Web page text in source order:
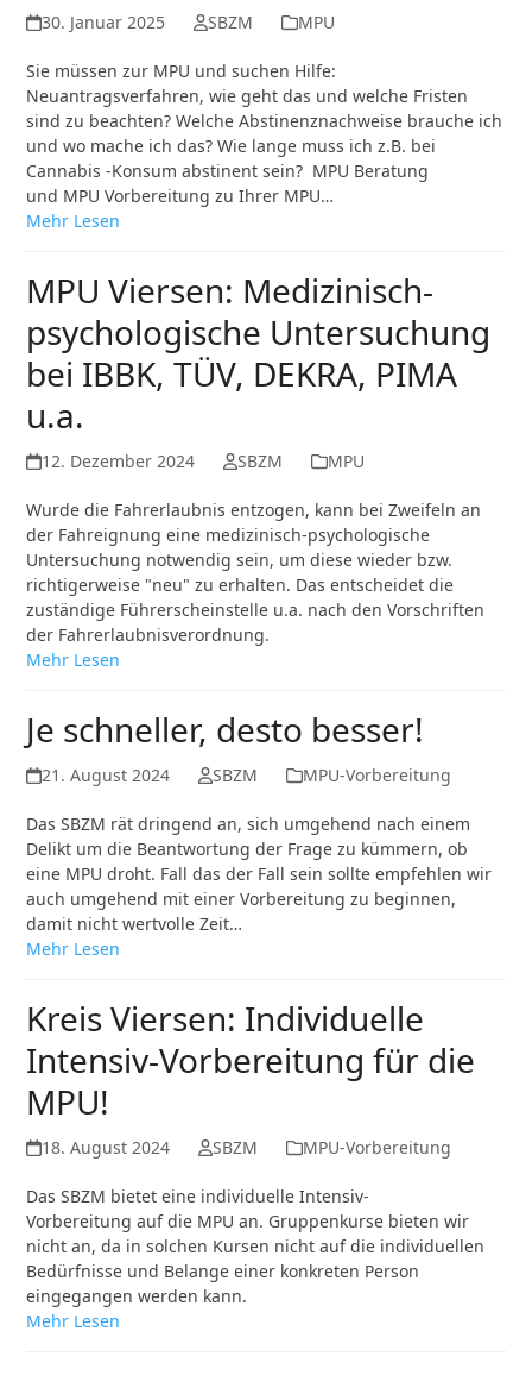
30. Januar 2025 SBZM MPU
Sie müssen zur MPU und suchen Hilfe:
Neuantragsverfahren, wie geht das und welche Fristen
sind zu beachten? Welche Abstinenznachweise brauche ich
und wo mache ich das? Wie lange muss ich z.B. bei
Cannabis -Konsum abstinent sein? MPU Beratung
und MPU Vorbereitung zu Ihrer MPU…
Mehr Lesen
MPU Viersen: Medizinisch-
psychologische Untersuchung
bei IBBK, TÜV, DEKRA, PIMA
u.a.
12. Dezember 2024 SBZM MPU
Wurde die Fahrerlaubnis entzogen, kann bei Zweifeln an
der Fahreignung eine medizinisch-psychologische
Untersuchung notwendig sein, um diese wieder bzw.
richtigerweise "neu" zu erhalten. Das entscheidet die
zuständige Führerscheinstelle u.a. nach den Vorschriften
der Fahrerlaubnisverordnung.
Mehr Lesen
Je schneller, desto besser!
21. August 2024 SBZM MPU-Vorbereitung
Das SBZM rät dringend an, sich umgehend nach einem
Delikt um die Beantwortung der Frage zu kümmern, ob
eine MPU droht. Fall das der Fall sein sollte empfehlen wir
auch umgehend mit einer Vorbereitung zu beginnen,
damit nicht wertvolle Zeit…
Mehr Lesen
Kreis Viersen: Individuelle
Intensiv-Vorbereitung für die
MPU!
18. August 2024 SBZM MPU-Vorbereitung
Das SBZM bietet eine individuelle Intensiv-
Vorbereitung auf die MPU an. Gruppenkurse bieten wir
nicht an, da in solchen Kursen nicht auf die individuellen
Bedürfnisse und Belange einer konkreten Person
eingegangen werden kann.
Mehr Lesen